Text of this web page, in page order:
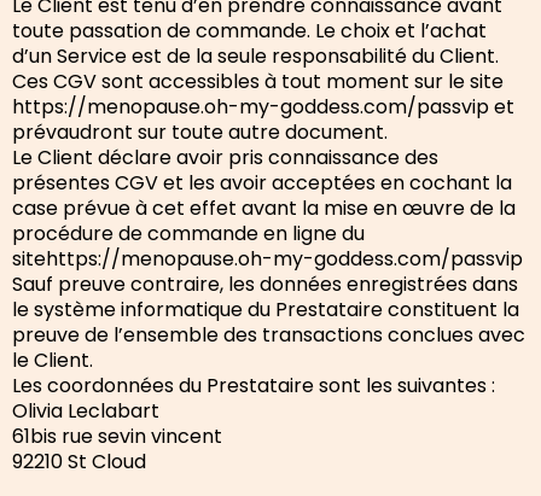
toute passation de commande. Le choix et l’achat
d’un Service est de la seule responsabilité du Client.
Ces CGV sont accessibles à tout moment sur le site
https://menopause.oh-my-goddess.com/passvip et
prévaudront sur toute autre document.
Le Client déclare avoir pris connaissance des
présentes CGV et les avoir acceptées en cochant la
case prévue à cet effet avant la mise en œuvre de la
procédure de commande en ligne du
sitehttps://menopause.oh-my-goddess.com/passvip
Sauf preuve contraire, les données enregistrées dans
le système informatique du Prestataire constituent la
preuve de l’ensemble des transactions conclues avec
le Client.
Les coordonnées du Prestataire sont les suivantes :
Olivia Leclabart
61bis rue sevin vincent
92210 St Cloud